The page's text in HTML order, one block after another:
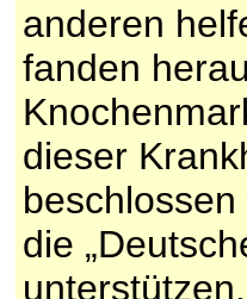
anderen
fanden
dieser
die